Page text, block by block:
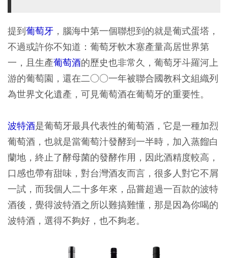
提到葡萄牙 ，腦海中第一個聯想到的就是葡式蛋塔，
不過或許你不知道：葡萄牙軟木塞產量高居世界第
一，且生產葡萄酒的歷史也非常久，葡萄牙斗羅河上
游的葡萄園，還在二○○一年被聯合國教科文組織列
為世界文化遺產，可見葡萄酒在葡萄牙的重要性。
波特酒是葡萄牙最具代表性的葡萄酒，它是一種加烈
葡萄酒，也就是當葡萄汁發酵到一半時，加入蒸餾白
蘭地，終止了酵母菌的發酵作用，因此酒精度較高，
口感也帶有甜味，對台灣酒友而言，很多人對它不屑
一試，而我個人二十多年來，品嘗超過一百款的波特
酒後，覺得波特酒之所以難搞難懂，那是因為你喝的
波特酒，選得不夠好，也不夠老。